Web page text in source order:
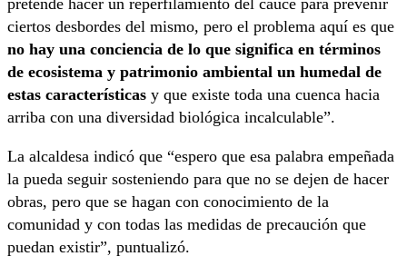
pretende hacer un reperfilamiento del cauce para prevenir
ciertos desbordes del mismo, pero el problema aquí es que
no hay una conciencia de lo que significa en términos
de ecosistema y patrimonio ambiental un humedal de
estas características y que existe toda una cuenca hacia
arriba con una diversidad biológica incalculable”.
La alcaldesa indicó que “espero que esa palabra empeñada
la pueda seguir sosteniendo para que no se dejen de hacer
obras, pero que se hagan con conocimiento de la
comunidad y con todas las medidas de precaución que
puedan existir”, puntualizó.